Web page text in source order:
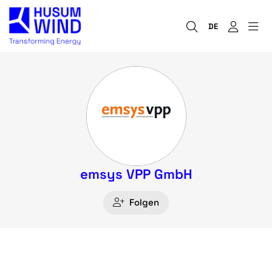
DE
emsys VPP GmbH
Folgen